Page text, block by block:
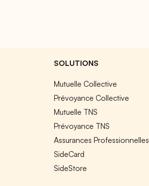
SOLUTIONS
Mutuelle Collective
Prévoyance Collective
Mutuelle TNS
Prévoyance TNS
Assurances Professionnelles
SideCard
SideStore